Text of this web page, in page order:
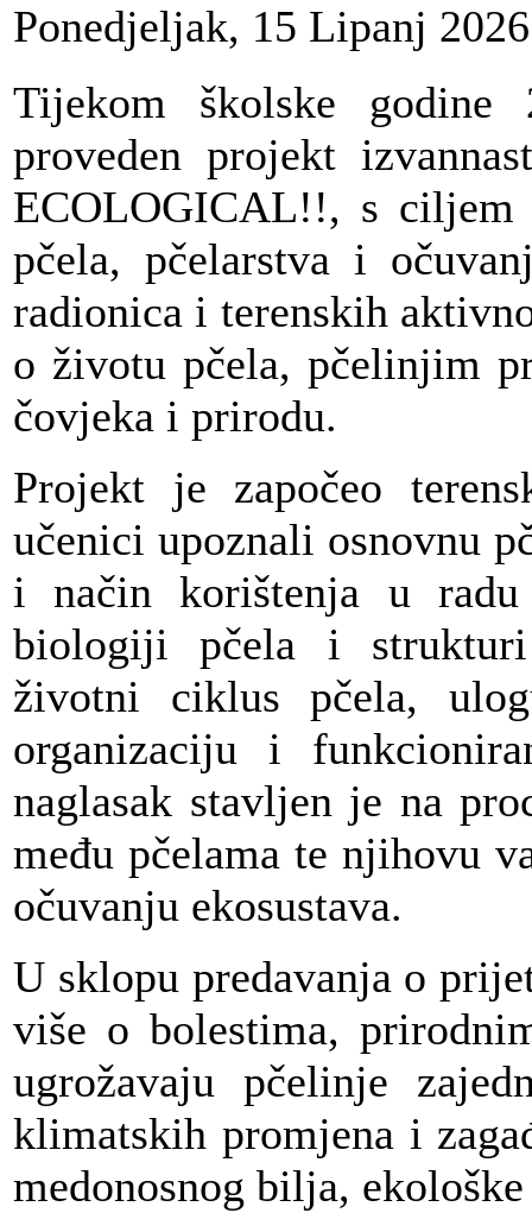
Ponedjeljak, 15 Lipanj
Tijekom školske godine
proveden projekt
ECOLOGICAL!!, s ciljem
pčela, pčelarstva i
radionica i terenskih
o životu pčela, pčelinjim
čovjeka i prirodu.
Projekt je započeo
učenici upoznali osnovnu
i način korištenja u
biologiji pčela i
životni ciklus pčela,
organizaciju i
naglasak stavljen je na
među pčelama te njihovu
očuvanju ekosustava.
U sklopu predavanja o
više o bolestima,
ugrožavaju pčelinje
klimatskih promjena i
medonosnog bilja,